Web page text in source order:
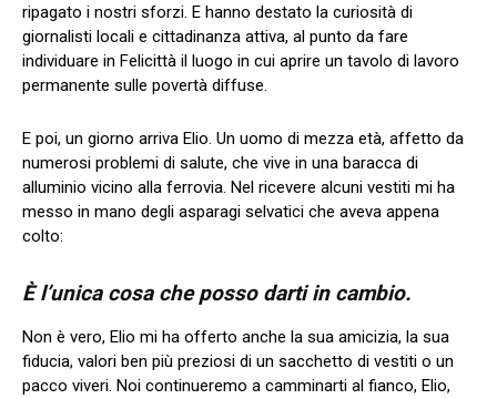
ripagato i nostri sforzi. E hanno destato la curiosità di
giornalisti locali e cittadinanza attiva, al punto da fare
individuare in Felicittà il luogo in cui aprire un tavolo di lavoro
permanente sulle povertà diffuse.
E poi, un giorno arriva Elio. Un uomo di mezza età, affetto da
numerosi problemi di salute, che vive in una baracca di
alluminio vicino alla ferrovia. Nel ricevere alcuni vestiti mi ha
messo in mano degli asparagi selvatici che aveva appena
colto:
È l’unica cosa che posso darti in cambio.
Non è vero, Elio mi ha offerto anche la sua amicizia, la sua
fiducia, valori ben più preziosi di un sacchetto di vestiti o un
pacco viveri. Noi continueremo a camminarti al fianco, Elio,